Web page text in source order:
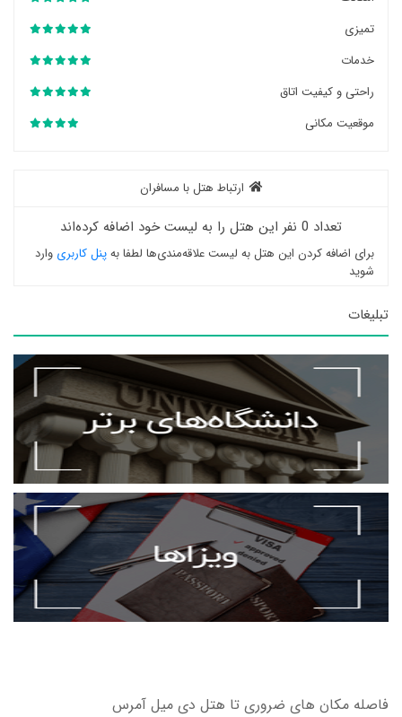
تمیزی
خدمات
راحتی و کیفیت اتاق
موقعیت مکانی
ارتباط هتل با مسافران
تعداد 0 نفر این هتل را به لیست خود اضافه کرده‌اند
برای اضافه کردن این هتل به لیست علاقه‌مندی‌ها لطفا بهپنل کاربری وارد
شوید
تبلیغات
فاصله مکان های ضروری تا هتل دی میل آمرس